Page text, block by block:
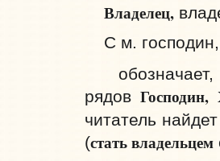
Владелец,
С м. господин,
рядовГосподин,
читатель
(стать владельцем